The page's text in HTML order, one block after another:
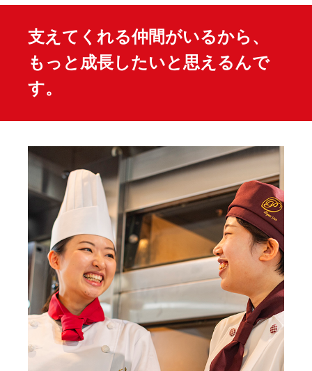
支えてくれる仲間がいるから、
もっと成長したいと思えるんで
す。